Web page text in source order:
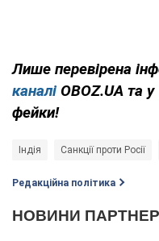
Лише перевірена
каналі OBOZ.UA та у
фейки!
Індія Санкції проти Росії
Редакційна політика